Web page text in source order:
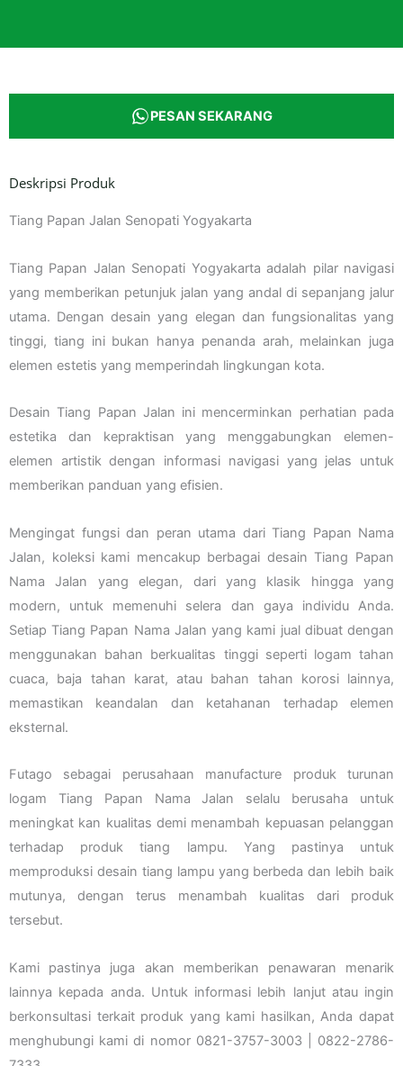
PESAN SEKARANG
Deskripsi Produk
Tiang Papan Jalan Senopati Yogyakarta
Tiang Papan Jalan Senopati Yogyakarta adalah pilar navigasi
yang memberikan petunjuk jalan yang andal di sepanjang jalur
utama. Dengan desain yang elegan dan fungsionalitas yang
tinggi, tiang ini bukan hanya penanda arah, melainkan juga
elemen estetis yang memperindah lingkungan kota.
Desain Tiang Papan Jalan ini mencerminkan perhatian pada
estetika dan kepraktisan yang menggabungkan elemen-
elemen artistik dengan informasi navigasi yang jelas untuk
memberikan panduan yang efisien.
Mengingat fungsi dan peran utama dari Tiang Papan Nama
Jalan, koleksi kami mencakup berbagai desain Tiang Papan
Nama Jalan yang elegan, dari yang klasik hingga yang
modern, untuk memenuhi selera dan gaya individu Anda.
Setiap Tiang Papan Nama Jalan yang kami jual dibuat dengan
menggunakan bahan berkualitas tinggi seperti logam tahan
cuaca, baja tahan karat, atau bahan tahan korosi lainnya,
memastikan keandalan dan ketahanan terhadap elemen
eksternal.
Futago sebagai perusahaan manufacture produk turunan
logam Tiang Papan Nama Jalan selalu berusaha untuk
meningkat kan kualitas demi menambah kepuasan pelanggan
terhadap produk tiang lampu. Yang pastinya untuk
memproduksi desain tiang lampu yang berbeda dan lebih baik
mutunya, dengan terus menambah kualitas dari produk
tersebut.
Kami pastinya juga akan memberikan penawaran menarik
lainnya kepada anda. Untuk informasi lebih lanjut atau ingin
berkonsultasi terkait produk yang kami hasilkan, Anda dapat
menghubungi kami di nomor 0821-3757-3003 | 0822-2786-